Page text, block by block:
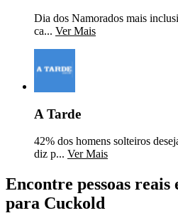
Dia dos Namorados mais
ca... Ver Mais
A Tarde
42% dos homens solteiros
diz p... Ver Mais
Encontre pessoas
para Cuckold